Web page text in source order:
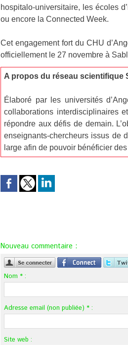
hospitalo-universitaire, les écoles
ou encore la Connected Week.
Cet engagement fort du CHU
officiellement le 27 novembre à
A propos du réseau scientifique
Élaboré par les universités
collaborations interdisciplinaires
répondre aux défis de demain.
enseignants-chercheurs issus de
large afin de pouvoir bénéficier
Nouveau commentaire :
Nom * :
Adresse email (non publiée) * :
Site web :